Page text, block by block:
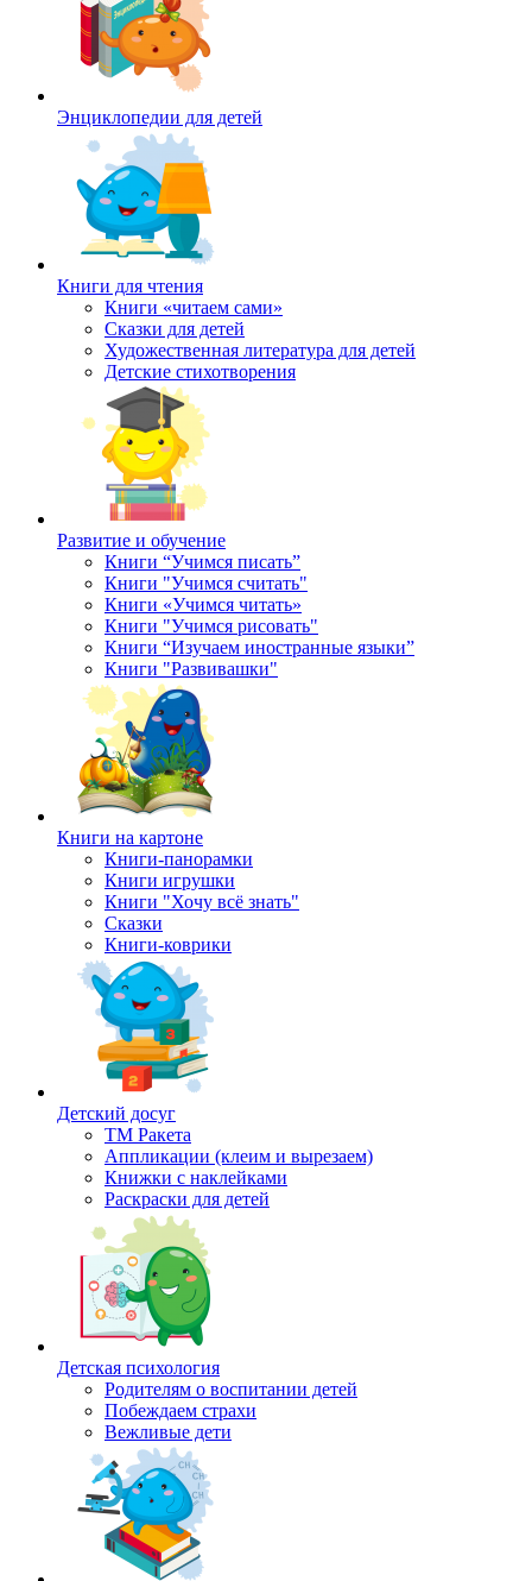
Энциклопедии для детей
Книги для чтения
Книги «читаем сами»
Сказки для детей
Художественная литература для детей
Детские стихотворения
Развитие и обучение
Книги “Учимся писать”
Книги "Учимся считать"
Книги «Учимся читать»
Книги "Учимся рисовать"
Книги “Изучаем иностранные языки”
Книги "Развивашки"
Книги на картоне
Книги-панорамки
Книги игрушки
Книги "Хочу всё знать"
Сказки
Книги-коврики
Детский досуг
ТМ Ракета
Аппликации (клеим и вырезаем)
Книжки с наклейками
Раскраски для детей
Детская психология
Родителям о воспитании детей
Побеждаем страхи
Вежливые дети